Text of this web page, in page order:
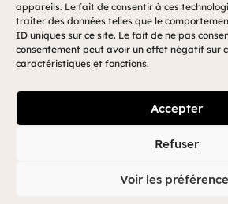
appareils. Le fait de consentir à ces
traiter des données telles que le
ID uniques sur ce site. Le fait de ne pas
consentement peut avoir un effet négatif sur
caractéristiques et fonctions.
Accepter
Refuser
Voir les